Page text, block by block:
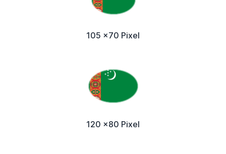
105 x70 Pixel
120 x80 Pixel